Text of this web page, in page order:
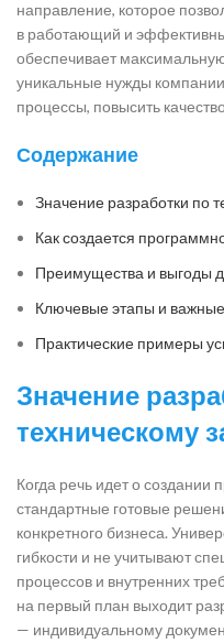
направление, которое
в работающий и
обеспечивает
уникальные нужды
процессы, повысить
Содержание
Значение разработки по
Как создается
Преимущества и выгоды
Ключевые этапы и
Практические примеры
Значение
техническому
Когда речь идет о создании
стандартные готовые
конкретного бизнеса.
гибкости и не учитывают
процессов и внутренних
на первый план выходит
— индивидуальному